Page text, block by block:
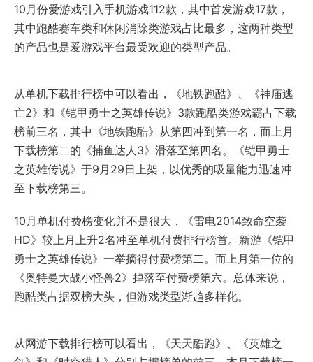
10月份爱游戏引入手机游戏112款，其中首发游戏17款，
其中跑酷赛车类和休闲消除类游戏占比最多，这两种类型
的产品也是爱游戏平台最受欢迎的类型产品。
从单机下载排行榜中可以看出，《地铁跑酷》、《神庙逃
亡2》和《铠甲勇士之英雄传说》3款跑酷类游戏霸占下载
榜前三名，其中《地铁跑酷》从第四冲到第一名，而上月
下载榜第二的《捕鱼达人3》滑落至第四名。《铠甲勇士
之英雄传说》于9月29日上架，以优秀的吸量能力迅速冲
至下载榜第三。
10月单机付费榜变化并不是很大，《雷电2014致命空袭
HD》较上月上升2名冲至单机付费排行榜首。新游《铠甲
勇士之英雄传说》一举摘得付费榜第二。而上月第一位的
《奥特曼大战小怪兽2》掉落至付费榜第六。总体来说，
跑酷类占据双榜大头，但游戏类型渐趋多样化。
从网游下载排行榜可以看出，《天天酷跑》、《英雄之